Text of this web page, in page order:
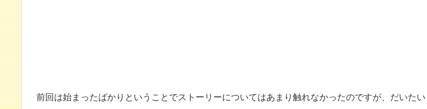
前回は始まったばかりということでストーリーについてはあまり触れなかったのですが、だいたい